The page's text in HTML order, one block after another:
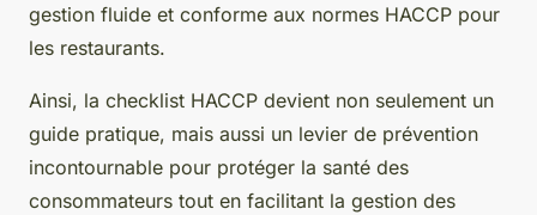
gestion fluide et conforme aux normes HACCP pour
les restaurants.
Ainsi, la checklist HACCP devient non seulement un
guide pratique, mais aussi un levier de prévention
incontournable pour protéger la santé des
consommateurs tout en facilitant la gestion des